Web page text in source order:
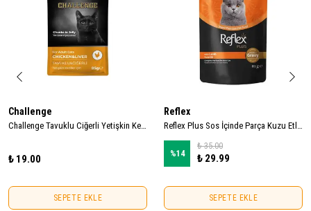
Challenge
Challenge Tavuklu Ciğerli Yetişkin Kedi Pouch 85gr
₺ 19.00
SEPETE EKLE
Reflex
Reflex Plus Sos İçinde Parça Kuzu Etli Yetişkin Kedi Konservesi 85gr
%14
₺ 35.00
₺ 29.99
SEPETE EKLE